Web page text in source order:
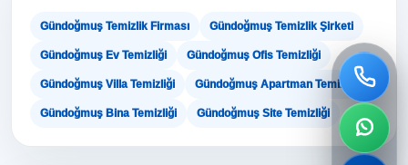
Gündoğmuş Temizlik Firması Gündoğmuş Temizlik Şirketi
Gündoğmuş Ev Temizliği Gündoğmuş Ofis Temizliği
Gündoğmuş Villa Temizliği Gündoğmuş Apartman Temizliği
Gündoğmuş Bina Temizliği Gündoğmuş Site Temizliği